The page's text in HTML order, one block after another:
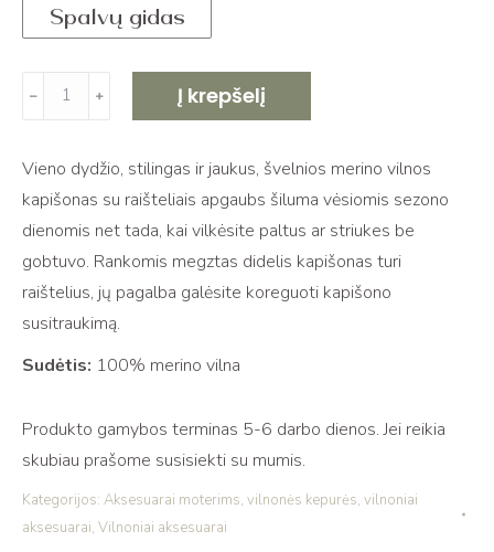
Spalvų gidas
produkto
kiekis:
merino
vilnos
balaklava
chunky
raštu,
white
﹣ ﹢ Į krepšelį
Vieno dydžio, stilingas ir jaukus, švelnios merino vilnos
kapišonas su raišteliais apgaubs šiluma vėsiomis sezono
dienomis net tada, kai vilkėsite paltus ar striukes be
gobtuvo. Rankomis megztas didelis kapišonas turi
raištelius, jų pagalba galėsite koreguoti kapišono
susitraukimą.
Sudėtis: 100% merino vilna
Produkto gamybos terminas 5-6 darbo dienos. Jei reikia
skubiau prašome susisiekti su mumis.
Kategorijos: Aksesuarai moterims, vilnonės kepurės, vilnoniai
aksesuarai, Vilnoniai aksesuarai